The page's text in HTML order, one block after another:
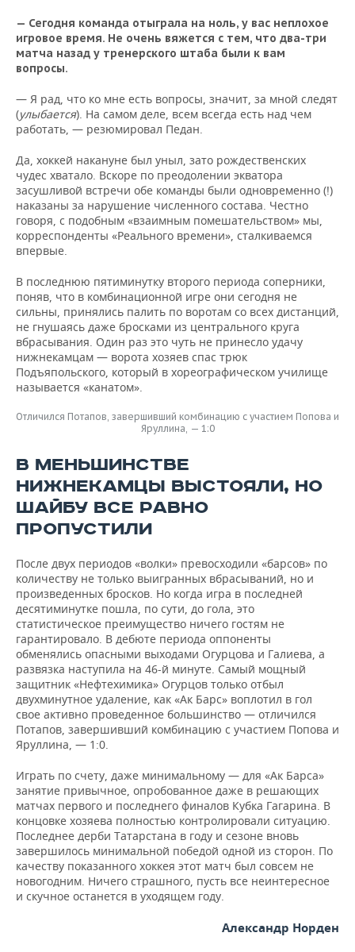
— Сегодня команда отыграла на ноль, у вас неплохое
игровое время. Не очень вяжется с тем, что два-три
матча назад у тренерского штаба были к вам
вопросы.
— Я рад, что ко мне есть вопросы, значит, за мной следят
(улыбается). На самом деле, всем всегда есть над чем
работать, — резюмировал Педан.
Да, хоккей накануне был уныл, зато рождественских
чудес хватало. Вскоре по преодолении экватора
засушливой встречи обе команды были одновременно (!)
наказаны за нарушение численного состава. Честно
говоря, с подобным «взаимным помешательством» мы,
корреспонденты «Реального времени», сталкиваемся
впервые.
В последнюю пятиминутку второго периода соперники,
поняв, что в комбинационной игре они сегодня не
сильны, принялись палить по воротам со всех дистанций,
не гнушаясь даже бросками из центрального круга
вбрасывания. Один раз это чуть не принесло удачу
нижнекамцам — ворота хозяев спас трюк
Подъяпольского, который в хореографическом училище
называется «канатом».
Отличился Потапов, завершивший комбинацию с участием Попова и
Яруллина, — 1:0
В МЕНЬШИНСТВЕ
НИЖНЕКАМЦЫ ВЫСТОЯЛИ, НО
ШАЙБУ ВСЕ РАВНО
ПРОПУСТИЛИ
После двух периодов «волки» превосходили «барсов» по
количеству не только выигранных вбрасываний, но и
произведенных бросков. Но когда игра в последней
десятиминутке пошла, по сути, до гола, это
статистическое преимущество ничего гостям не
гарантировало. В дебюте периода оппоненты
обменялись опасными выходами Огурцова и Галиева, а
развязка наступила на 46-й минуте. Самый мощный
защитник «Нефтехимика» Огурцов только отбыл
двухминутное удаление, как «Ак Барс» воплотил в гол
свое активно проведенное большинство — отличился
Потапов, завершивший комбинацию с участием Попова и
Яруллина, — 1:0.
Играть по счету, даже минимальному — для «Ак Барса»
занятие привычное, опробованное даже в решающих
матчах первого и последнего финалов Кубка Гагарина. В
концовке хозяева полностью контролировали ситуацию.
Последнее дерби Татарстана в году и сезоне вновь
завершилось минимальной победой одной из сторон. По
качеству показанного хоккея этот матч был совсем не
новогодним. Ничего страшного, пусть все неинтересное
и скучное останется в уходящем году.
Александр Норден